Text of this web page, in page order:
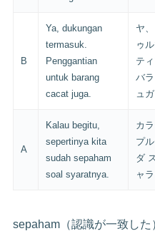
B
Ya, dukungan
termasuk.
Penggantian
untuk barang
cacat juga.
ヤ
ゥ
テ
バ
ュガ
A
Kalau begitu,
sepertinya kita
sudah sepaham
soal syaratnya.
カ
プ
ダ
ャ
sepaham（認識が一致し